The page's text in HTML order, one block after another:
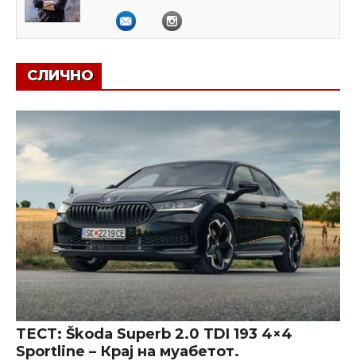
СЛИЧНО
ТЕСТ: Škoda Superb 2.0 TDI 193 4×4
Sportline – Крај на муабетот.